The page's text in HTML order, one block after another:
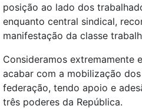
posição ao lado dos
enquanto central sindical,
manifestação da classe
Consideramos extremamente
acabar com a mobilização
federação, tendo apoio e
três poderes da República.